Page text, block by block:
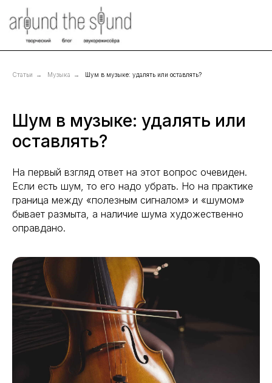
Статьи → Музыка → Шум в музыке: удалять или оставлять?
Шум в музыке: удалять или
оставлять?
На первый взгляд ответ на этот вопрос очевиден.
Если есть шум, то его надо убрать. Но на практике
граница между «полезным сигналом» и «шумом»
бывает размыта, а наличие шума художественно
оправдано.